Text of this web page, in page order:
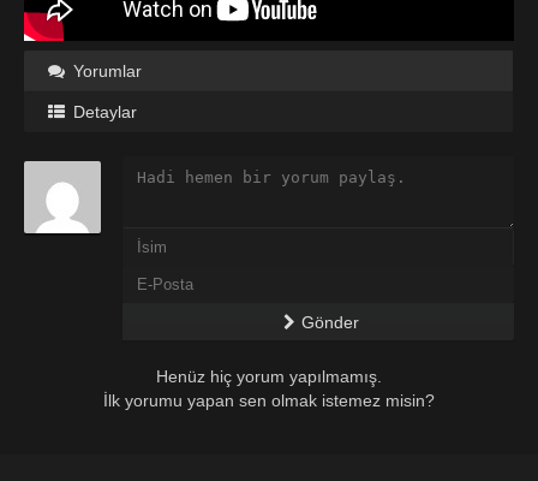
Yorumlar
Detaylar
Gönder
Henüz hiç yorum yapılmamış.
İlk yorumu yapan sen olmak istemez misin?